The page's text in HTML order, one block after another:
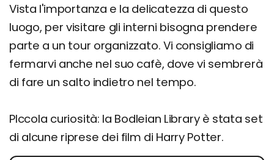
Vista l'importanza e la delicatezza di questo
luogo, per visitare gli interni bisogna prendere
parte a un tour organizzato. Vi consigliamo di
fermarvi anche nel suo cafè, dove vi sembrerà
di fare un salto indietro nel tempo.
PIccola curiosità: la Bodleian Library è stata set
di alcune riprese dei film di Harry Potter.